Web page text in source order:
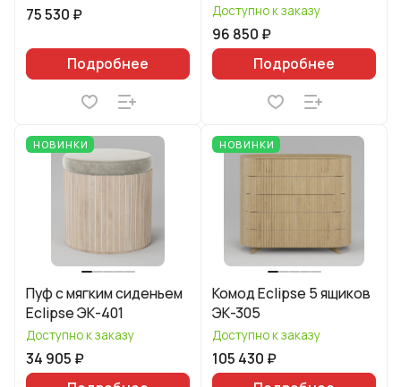
75 530 ₽
Подробнее
Доступно к заказу
96 850 ₽
Подробнее
НОВИНКИ
Пуф с мягким сиденьем
Eclipse ЭК-401
Доступно к заказу
34 905 ₽
НОВИНКИ
Комод Eclipse 5 ящиков
ЭК-305
Доступно к заказу
105 430 ₽